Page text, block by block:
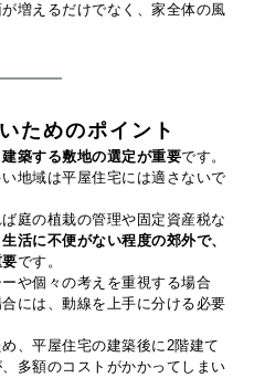
増えるだけでなく、家全体の風
ためのポイント
建築する敷地の選定が重要です。
地域は平屋住宅には適さないで
庭の植栽の管理や固定資産税な
生活に不便がない程度の郊外で、
です。
や個々の考えを重視する場合
には、動線を上手に分ける必要
、平屋住宅の建築後に2階建て
多額のコストがかかってしまい